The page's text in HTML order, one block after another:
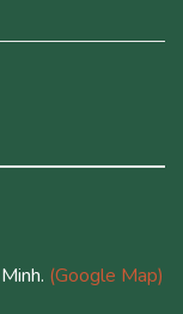
(Google Map)